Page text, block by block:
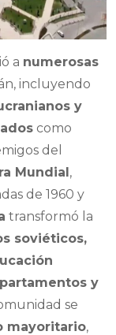
a numerosas
incluyendo
y
como
del
Mundial,
de 1960 y
transformó la
soviéticos,
y
se
mayoritario,